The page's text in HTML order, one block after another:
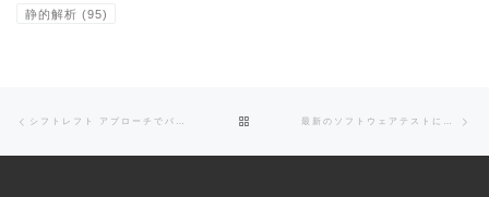
静的解析 (95)
Post navigation シフトレフト アプローチでパフォーマンス テストを最適化する方法 BACK TO POST LIST 最新のソフトウェアテストに役立つ最新の分析技術